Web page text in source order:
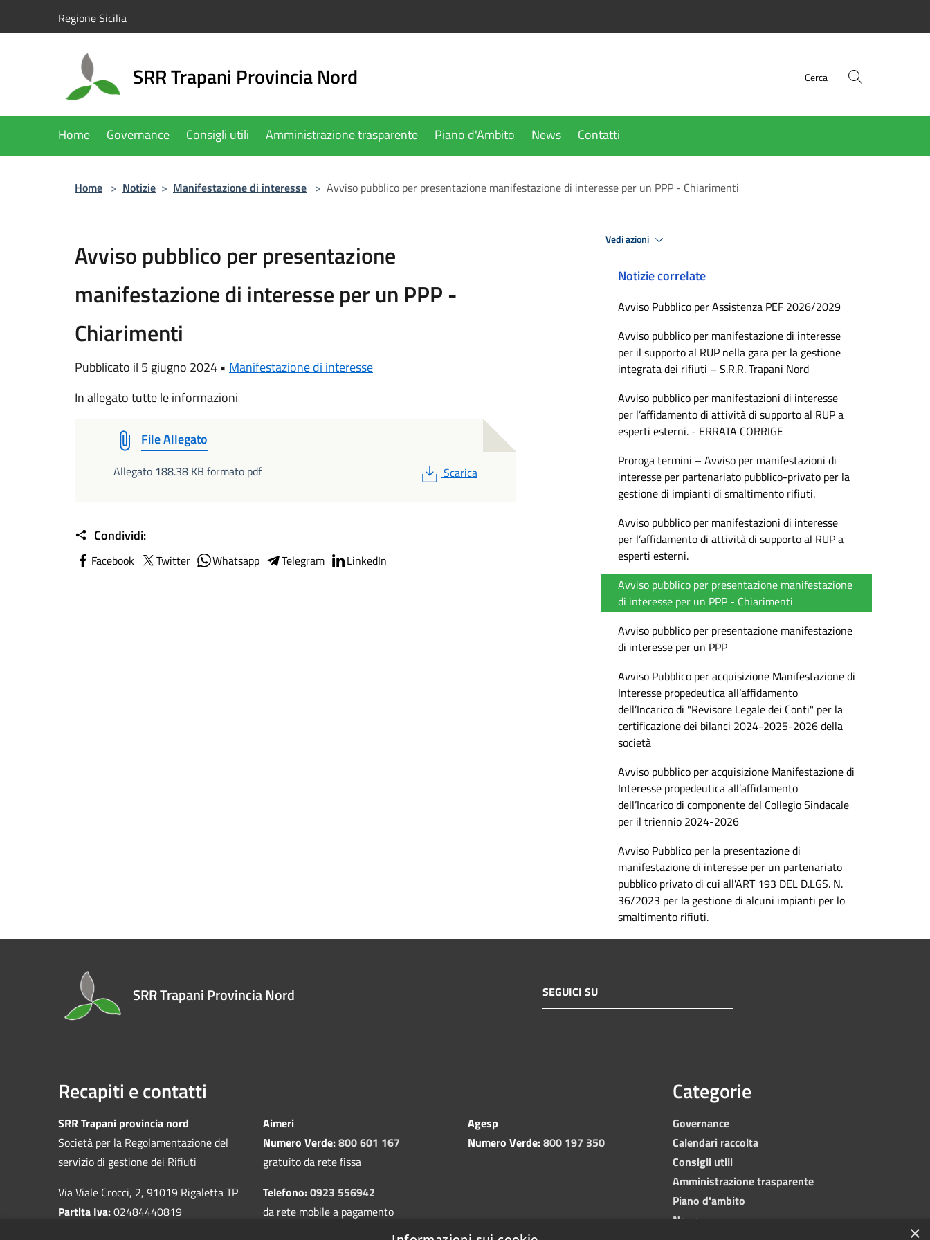
Regione Sicilia
SRR Trapani Provincia Nord Cerca
Home Governance Consigli utili Amministrazione trasparente Piano d'Ambito News Contatti
Home > Notizie > Manifestazione di interesse > Avviso pubblico per presentazione manifestazione di interesse per un PPP - Chiarimenti
Avviso pubblico per presentazione
manifestazione di interesse per un PPP -
Chiarimenti
Pubblicato il 5 giugno 2024 • Manifestazione di interesse
In allegato tutte le informazioni
File Allegato
Allegato 188.38 KB formato pdf PDF
Scarica
Condividi:
Facebook Twitter Whatsapp Telegram LinkedIn
Vedi azioni
Notizie correlate
Avviso Pubblico per Assistenza PEF 2026/2029
Avviso pubblico per manifestazione di interesse
per il supporto al RUP nella gara per la gestione
integrata dei rifiuti – S.R.R. Trapani Nord
Avviso pubblico per manifestazioni di interesse
per l’affidamento di attività di supporto al RUP a
esperti esterni. - ERRATA CORRIGE
Proroga termini – Avviso per manifestazioni di
interesse per partenariato pubblico-privato per la
gestione di impianti di smaltimento rifiuti.
Avviso pubblico per manifestazioni di interesse
per l’affidamento di attività di supporto al RUP a
esperti esterni.
Avviso pubblico per presentazione manifestazione
di interesse per un PPP - Chiarimenti
Avviso pubblico per presentazione manifestazione
di interesse per un PPP
Avviso Pubblico per acquisizione Manifestazione di
Interesse propedeutica all’affidamento
dell’Incarico di "Revisore Legale dei Conti" per la
certificazione dei bilanci 2024-2025-2026 della
società
Avviso pubblico per acquisizione Manifestazione di
Interesse propedeutica all’affidamento
dell’Incarico di componente del Collegio Sindacale
per il triennio 2024-2026
Avviso Pubblico per la presentazione di
manifestazione di interesse per un partenariato
pubblico privato di cui all'ART 193 DEL D.LGS. N.
36/2023 per la gestione di alcuni impianti per lo
smaltimento rifiuti.
SRR Trapani Provincia Nord SEGUICI SU
Recapiti e contatti
SRR Trapani provincia nord
Società per la Regolamentazione del
servizio di gestione dei Rifiuti
Via Viale Crocci, 2, 91019 Rigaletta TP
Partita Iva:02484440819
Aimeri
Numero Verde:800 601 167
gratuito da rete fissa
Telefono:0923 556942
da rete mobile a pagamento
Agesp
Numero Verde:800 197 350
Categorie
Governance
Calendari raccolta
Consigli utili
Amministrazione trasparente
Piano d'ambito
News
×